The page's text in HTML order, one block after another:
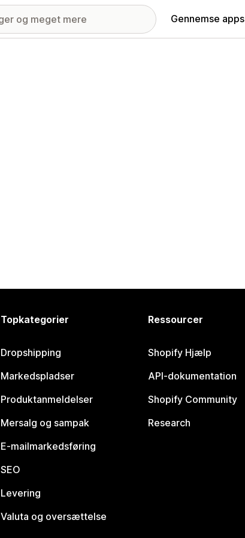
Gennemse apps
Topkategorier
Dropshipping
Markedspladser
Produktanmeldelser
Mersalg og sampak
E-mailmarkedsføring
SEO
Levering
Valuta og oversættelse
Ressourcer
Shopify Hjælp
API-dokumentation
Shopify Community
Research